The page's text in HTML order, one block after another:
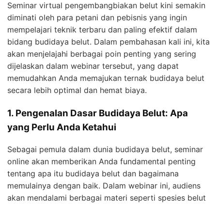
Seminar virtual pengembangbiakan belut kini semakin
diminati oleh para petani dan pebisnis yang ingin
mempelajari teknik terbaru dan paling efektif dalam
bidang budidaya belut. Dalam pembahasan kali ini, kita
akan menjelajahi berbagai poin penting yang sering
dijelaskan dalam webinar tersebut, yang dapat
memudahkan Anda memajukan ternak budidaya belut
secara lebih optimal dan hemat biaya.
1. Pengenalan Dasar Budidaya Belut: Apa
yang Perlu Anda Ketahui
Sebagai pemula dalam dunia budidaya belut, seminar
online akan memberikan Anda fundamental penting
tentang apa itu budidaya belut dan bagaimana
memulainya dengan baik. Dalam webinar ini, audiens
akan mendalami berbagai materi seperti spesies belut